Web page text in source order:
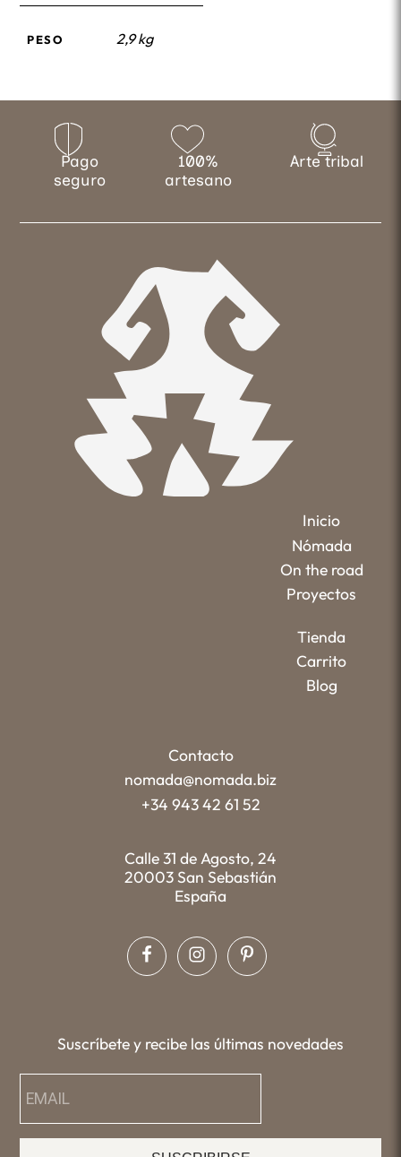
PESO 2,9 kg
Pago
seguro
100%
artesano
Arte tribal
Inicio
Nómada
On the road
Proyectos
Tienda
Carrito
Blog
Contacto
nomada@nomada.biz
+34 943 42 61 52
Calle 31 de Agosto, 24
20003 San Sebastián
España
Suscríbete y recibe las últimas novedades